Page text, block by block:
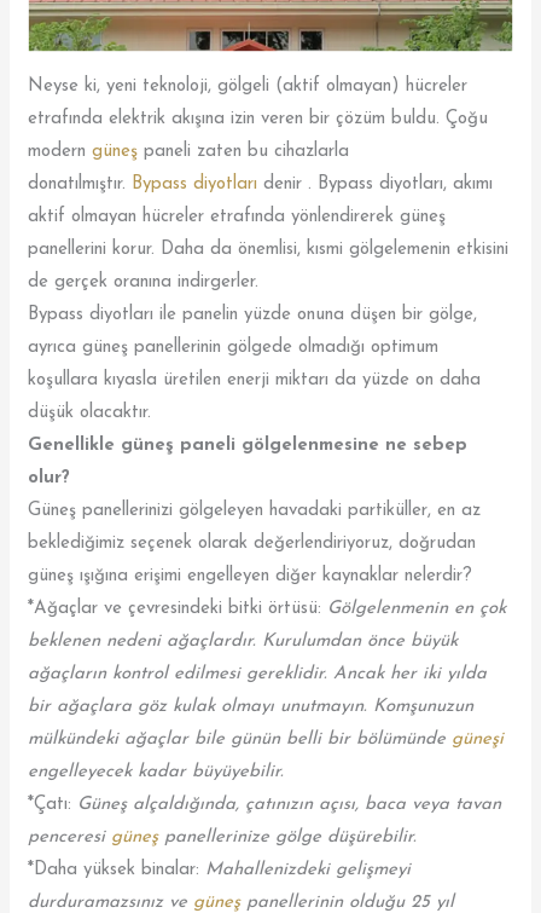
Neyse ki, yeni teknoloji, gölgeli (aktif olmayan) hücreler
etrafında elektrik akışına izin veren bir çözüm buldu. Çoğu
moderngüneş paneli zaten bu cihazlarla
donatılmıştır. Bypass diyotları denir . Bypass diyotları, akımı
aktif olmayan hücreler etrafında yönlendirerek güneş
panellerini korur. Daha da önemlisi, kısmi gölgelemenin etkisini
de gerçek oranına indirgerler.
Bypass diyotları ile panelin yüzde onuna düşen bir gölge,
ayrıca güneş panellerinin gölgede olmadığı optimum
koşullara kıyasla üretilen enerji miktarı da yüzde on daha
düşük olacaktır.
Genellikle güneş paneli gölgelenmesine ne sebep
olur?
Güneş panellerinizi gölgeleyen havadaki partiküller, en az
beklediğimiz seçenek olarak değerlendiriyoruz, doğrudan
güneş ışığına erişimi engelleyen diğer kaynaklar nelerdir?
*Ağaçlar ve çevresindeki bitki örtüsü: Gölgelenmenin en çok
beklenen nedeni ağaçlardır. Kurulumdan önce büyük
ağaçların kontrol edilmesi gereklidir. Ancak her iki yılda
bir ağaçlara göz kulak olmayı unutmayın. Komşunuzun
mülkündeki ağaçlar bile günün belli bir bölümünde güneşi
engelleyecek kadar büyüyebilir.
*Çatı: Güneş alçaldığında, çatınızın açısı, baca veya tavan
penceresi güneşpanellerinize gölge düşürebilir.
*Daha yüksek binalar: Mahallenizdeki gelişmeyi
durduramazsınız ve güneşpanellerinin olduğu 25 yıl